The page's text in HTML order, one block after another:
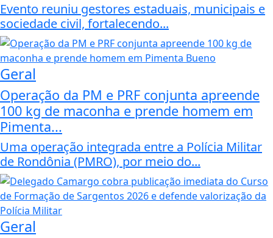
Evento reuniu gestores estaduais, municipais e
sociedade civil, fortalecendo...
Geral
Operação da PM e PRF conjunta apreende
100 kg de maconha e prende homem em
Pimenta...
Uma operação integrada entre a Polícia Militar
de Rondônia (PMRO), por meio do...
Geral